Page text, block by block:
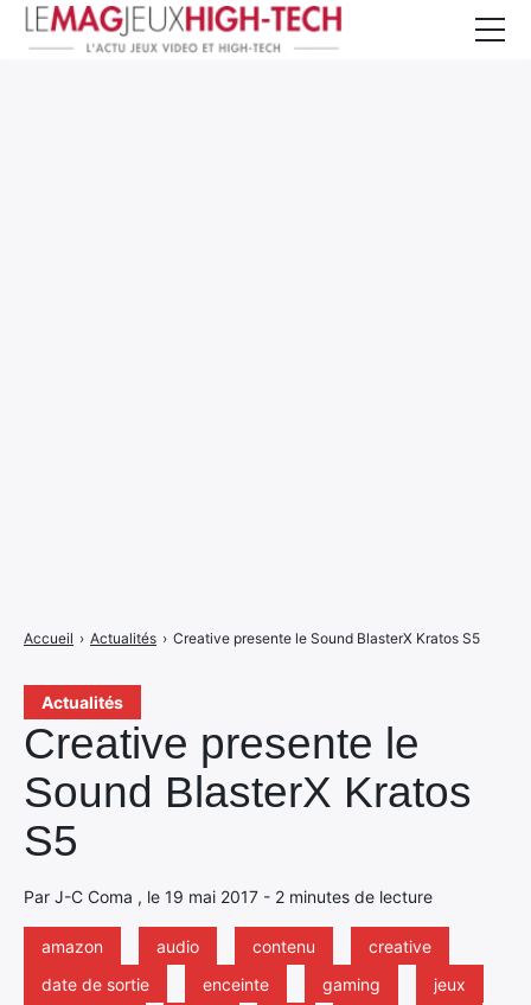
Actualités
Creative presente le
Sound BlasterX Kratos
S5
Par J-C Coma , le 19 mai 2017 - 2 minutes de lecture
amazon audio contenu
creative
date de sortie
enceinte gaming
jeux
Accueil › Actualités › Creative presente le Sound BlasterX Kratos S5